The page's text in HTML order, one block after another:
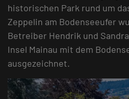
historischen Park rund um
Zeppelin am Bodenseeufer
Betreiber Hendrik und
Insel Mainau mit dem
ausgezeichnet.